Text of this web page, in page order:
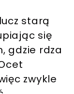
starą
się
gdzie rdza
zwykle